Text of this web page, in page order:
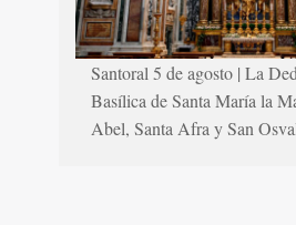
Santoral 5 de agosto | La
Basílica de Santa María la
Abel, Santa Afra y San